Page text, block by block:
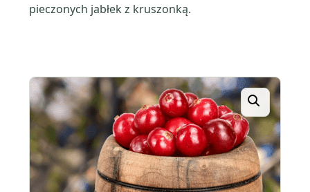
pieczonych jabłek z kruszonką.